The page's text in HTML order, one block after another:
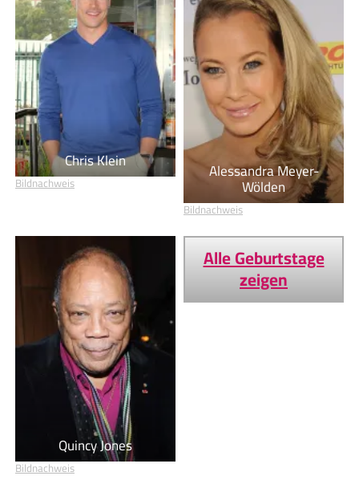
Chris Klein
Bildnachweis Alessandra Meyer-
Wölden
Bildnachweis
Quincy Jones
Bildnachweis
Alle Geburtstage
zeigen